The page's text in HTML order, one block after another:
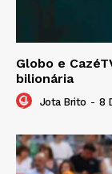
Globo e
bilionária
Jota Brito - 8